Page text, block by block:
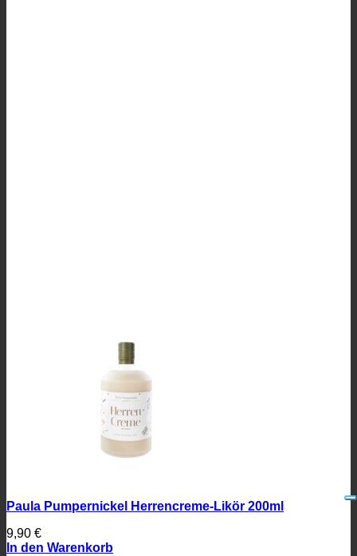
Paula Pumpernickel Herrencreme-Likör 200ml
9,90 €
In den Warenkorb